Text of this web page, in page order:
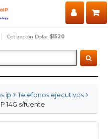
Cotización Dolar $1520
ip
Telefonos ejecutivos
14G s/fuente